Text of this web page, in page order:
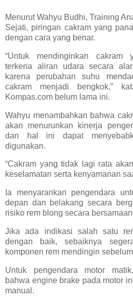
Menurut Wahyu Budhi, Training
Sejati, piringan cakram yang
dengan cara yang benar.
“Untuk mendinginkan cakram
terkena aliran udara secara
karena perubahan suhu
cakram menjadi bengkok,”
Kompas.com belum lama ini.
Wahyu menambahkan bahwa
akan menurunkan kinerja
dan hal ini dapat
digunakan.
“Cakram yang tidak lagi rata
keselamatan serta kenyamanan
Ia menyarankan pengendara
depan dan belakang secara
risiko rem blong secara
Jika ada indikasi salah satu
dengan baik, sebaiknya
komponen rem mendingin
Untuk pengendara motor
bahwa engine brake pada motor
manual.